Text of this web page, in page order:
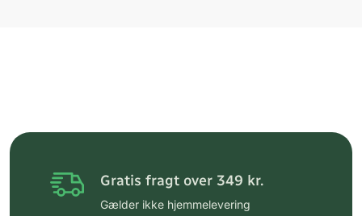
Gratis fragt over 349 kr.
Gælder ikke hjemmelevering